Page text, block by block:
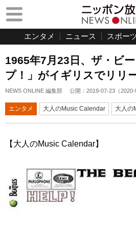
エンタメ ニュース スポー
1965年7月23日、ザ・ビ
プ！」がイギリスでリリ
NEWS ONLINE 編集部 公開： 2019-07-23 （
エンタメ 大人のMusic Calendar 大人の
【大人のMusic Calendar】